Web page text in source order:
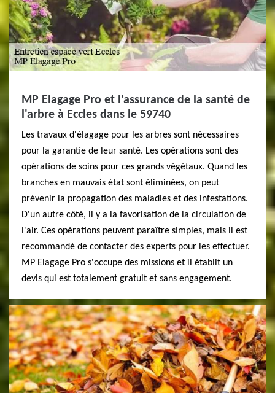
MP Elagage Pro et l'assurance de la santé de
l'arbre à Eccles dans le 59740
Les travaux d'élagage pour les arbres sont nécessaires
pour la garantie de leur santé. Les opérations sont des
opérations de soins pour ces grands végétaux. Quand les
branches en mauvais état sont éliminées, on peut
prévenir la propagation des maladies et des infestations.
D'un autre côté, il y a la favorisation de la circulation de
l'air. Ces opérations peuvent paraître simples, mais il est
recommandé de contacter des experts pour les effectuer.
MP Elagage Pro s'occupe des missions et il établit un
devis qui est totalement gratuit et sans engagement.